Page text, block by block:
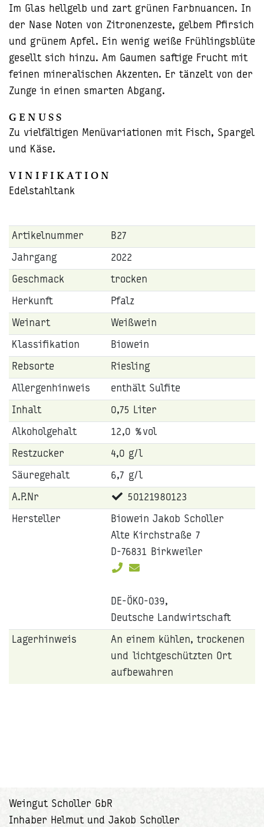
Im Glas hellgelb und zart grünen Farbnuancen. In
der Nase Noten von Zitronenzeste, gelbem Pfirsich
und grünem Apfel. Ein wenig weiße Frühlingsblüte
gesellt sich hinzu. Am Gaumen saftige Frucht mit
feinen mineralischen Akzenten. Er tänzelt von der
Zunge in einen smarten Abgang.
GENUSS
Zu vielfältigen Menüvariationen mit Fisch, Spargel
und Käse.
VINIFIKATION
Edelstahltank
Artikelnummer
B27
Jahrgang
2022
Geschmack
trocken
Herkunft
Pfalz
Weinart
Weißwein
Klassifikation
Biowein
Rebsorte
Riesling
Allergenhinweis
enthält Sulfite
Inhalt
0,75 Liter
Alkoholgehalt
12,0 %vol
Restzucker
4,0 g/l
Säuregehalt
6,7 g/l
A.P.Nr
50121980123
Hersteller
Biowein Jakob Scholler
Alte Kirchstraße 7
D-76831 Birkweiler
DE-ÖKO-039,
Deutsche Landwirtschaft
Lagerhinweis
An einem kühlen, trockenen
und lichtgeschützten Ort
aufbewahren
Weingut Scholler GbR
Inhaber Helmut und Jakob Scholler